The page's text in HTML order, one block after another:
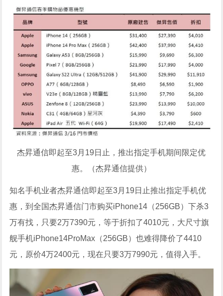
杰昇通信即起至3月19日止，推出指定手机期间限定优
惠。（杰昇通信提供）
知名手机业者杰昇通信即起至3月19日止推出指定手机优
惠，到全国杰昇通信门市购买iPhone14（256GB）下杀3
万有找，只要2万7390元，等于折扣了4010元，大尺寸旗
舰手机iPhone14ProMax（256GB）也难得降价了4410
元，原价4万2400元，现在只要3万7990元，值得入手。